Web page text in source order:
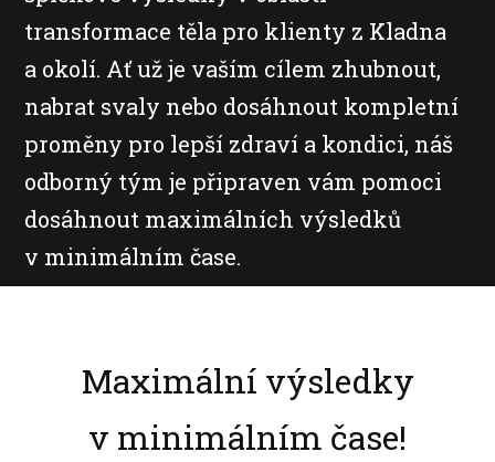
transformace těla pro klienty z Kladna
a okolí. Ať už je vaším cílem zhubnout,
nabrat svaly nebo dosáhnout kompletní
proměny pro lepší zdraví a kondici, náš
odborný tým je připraven vám pomoci
dosáhnout maximálních výsledků
v minimálním čase.
Maximální výsledky
v minimálním čase!